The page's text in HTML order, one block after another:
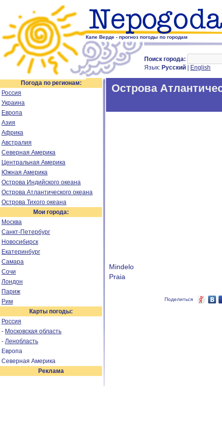
Капе Верде - прогноз погоды по городам
Поиск города:
Язык: Русский English
Погода по регионам:
Россия
Украина
Европа
Азия
Африка
Австралия
Северная Америка
Центральная Америка
Южная Америка
Острова Индийского океана
Острова Атлантического океана
Острова Тихого океана
Мои города:
Москва
Санкт-Петербург
Новосибирск
Екатеринбург
Самара
Сочи
Лондон
Париж
Рим
Карты погоды:
Россия
- Московская область
- Ленобласть
Европа
Северная Америка
Реклама
Острова
Mindelo
Praia
Поделиться